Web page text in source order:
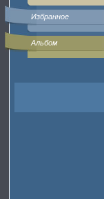
Избранное
Альбом